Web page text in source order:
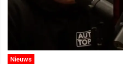
Nieuws